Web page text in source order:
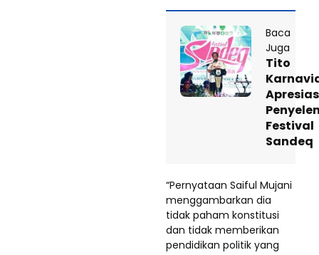
Baca
Juga
Tito
Festival
Sandeq
“Pernyataan Saiful Mujani
menggambarkan dia
tidak paham konstitusi
dan tidak memberikan
pendidikan politik yang